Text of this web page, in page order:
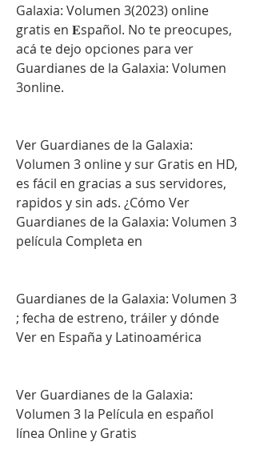
Galaxia: Volumen 3(2023) online
gratis en 𝐄spañol. No te preocupes,
acá te dejo opciones para ver
Guardianes de la Galaxia: Volumen
3online.
Ver Guardianes de la Galaxia:
Volumen 3 online y sur Gratis en HD,
es fácil en gracias a sus servidores,
rapidos y sin ads. ¿Cómo Ver
Guardianes de la Galaxia: Volumen 3
película Completa en
Guardianes de la Galaxia: Volumen 3
; fecha de estreno, tráiler y dónde
Ver en España y Latinoamérica
Ver Guardianes de la Galaxia:
Volumen 3 la Película en español
línea Online y Gratis